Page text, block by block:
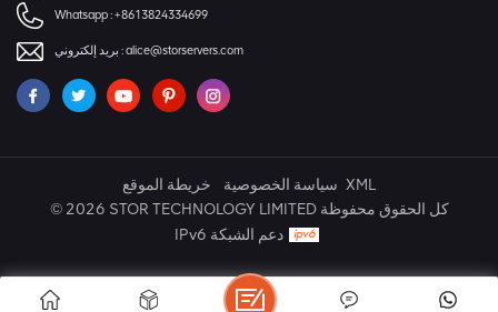
Whatsapp :+8613824334699
بريد إلكتروني :alice@storservers.com
خريطة الموقع سياسة الخصوصية XML
© 2026 STOR TECHNOLOGY LIMITED كل الحقوق محفوظة
IPv6 دعم الشبكة